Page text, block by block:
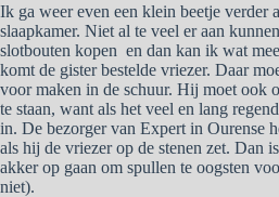
Ik ga weer even een klein beetje verder
slaapkamer. Niet al te veel er aan
slotbouten kopen en dan kan ik wat
komt de gister bestelde vriezer. Daar
voor maken in de schuur. Hij moet ook
te staan, want als het veel en lang
in. De bezorger van Expert in Ourense
als hij de vriezer op de stenen zet. Dan
akker op gaan om spullen te oogsten
niet).